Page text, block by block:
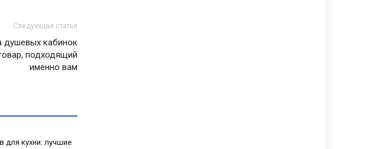
Следующая статья
душевых кабинок
подходящий
именно вам
для кухни: лучшие